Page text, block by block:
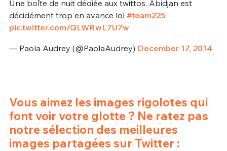
Une boîte de nuit dédiée aux twittos, Abidjan est
décidément trop en avance lol #team225
pic.twitter.com/QLWRwL7U7w
— Paola Audrey (@PaolaAudrey) December 17, 2014
Vous aimez les images rigolotes qui
font voir votre glotte ? Ne ratez pas
notre sélection des meilleures
images partagées sur Twitter :